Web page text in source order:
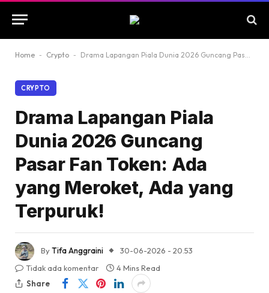
Home - Crypto - Drama Lapangan Piala Dunia 2026 Guncang Pasar Fan Token: Ada yang Meroket, Ada yang Terpuruk!
CRYPTO
Drama Lapangan Piala
Dunia 2026 Guncang
Pasar Fan Token: Ada
yang Meroket, Ada yang
Terpuruk!
ByTifa Anggraini
30-06-2026 - 20.53
Tidak ada komentar
4 Mins Read
Share